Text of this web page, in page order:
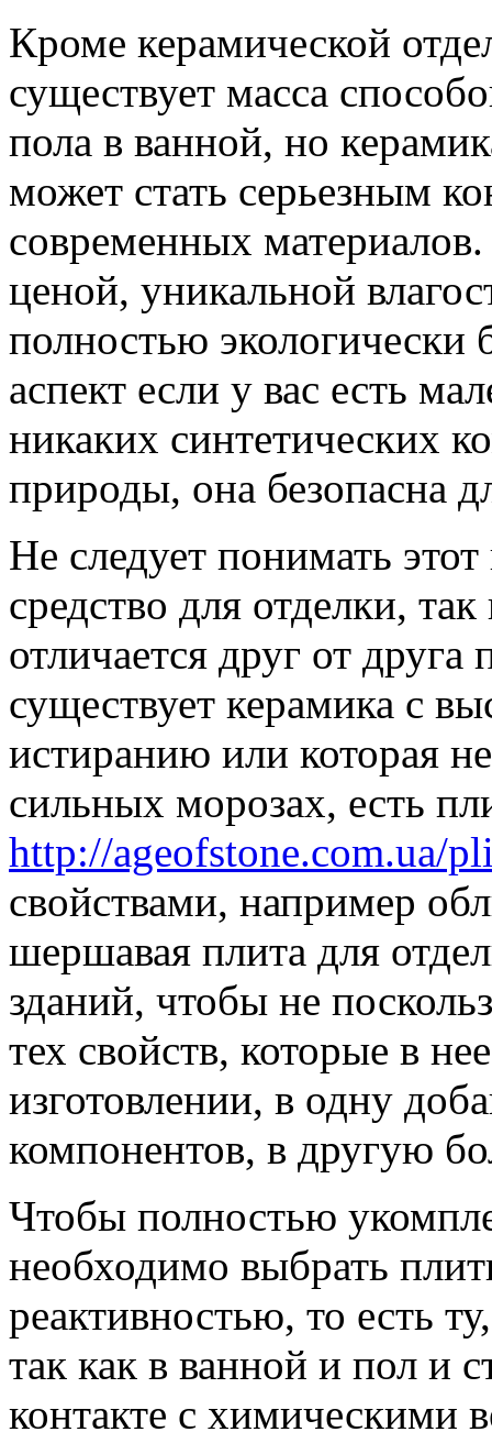
Кроме керамической
существует масса
пола в ванной, но
может стать серьезным
современных
ценой, уникальной
полностью экологически
аспект если у вас есть
никаких синтетических
природы, она безопасна
Не следует понимать
средство для отделки,
отличается друг от
существует керамика с
истиранию или которая
сильных морозах, есть
http://ageofstone.com.ua/
свойствами, например
шершавая плита для
зданий, чтобы не
тех свойств, которые в
изготовлении, в одну
компонентов, в другую
Чтобы полностью
необходимо выбрать
реактивностью, то есть
так как в ванной и пол и
контакте с химическими